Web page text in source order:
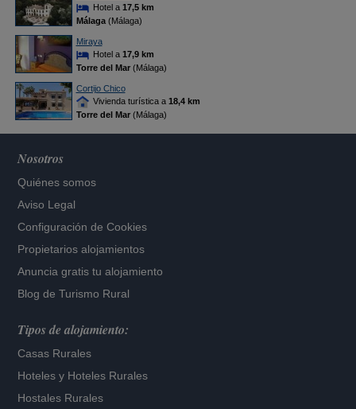
Hotel a 17,5 km
Málaga(Málaga)
Miraya
Hotel a 17,9 km
Torre del Mar(Málaga)
Cortijo Chico
Vivienda turística a 18,4 km
Torre del Mar(Málaga)
Nosotros
Quiénes somos
Aviso Legal
Configuración de Cookies
Propietarios alojamientos
Anuncia gratis tu alojamiento
Blog de Turismo Rural
Tipos de alojamiento:
Casas Rurales
Hoteles y Hoteles Rurales
Hostales Rurales